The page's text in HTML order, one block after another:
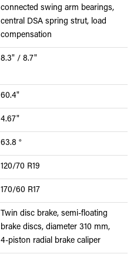
connected swing arm bearings,
central DSA spring strut, load
compensation
8.3" / 8.7"
60.4"
4.67"
63.8 °
120/70 R19
170/60 R17
Twin disc brake, semi-floating
brake discs, diameter 310 mm,
4-piston radial brake caliper